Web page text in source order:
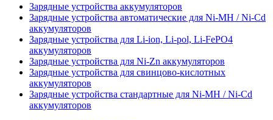
Зарядные устройства аккумуляторов
Зарядные устройства автоматические для Ni-MH / Ni-Cd
аккумуляторов
Зарядные устройства для Li-ion, Li-pol, Li-FePO4
аккумуляторов
Зарядные устройства для Ni-Zn аккумуляторов
Зарядные устройства для свинцово-кислотных
аккумуляторов
Зарядные устройства стандартные для Ni-MH / Ni-Cd
аккумуляторов